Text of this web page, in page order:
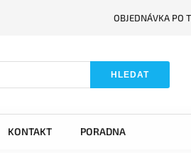
OBJEDNÁVKA PO
HLEDAT
KONTAKT PORADNA